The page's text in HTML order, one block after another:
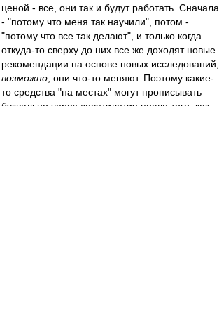
ценой - все, они так и будут работать. Сначала
- "потому что меня так научили", потом -
"потому что все так делают", и только когда
откуда-то сверху до них все же доходят новые
рекомендации на основе новых исследований,
возможно , они что-то меняют. Поэтому какие-
то средства "на местах" могут прописывать
буквально через десятилетия после того, как